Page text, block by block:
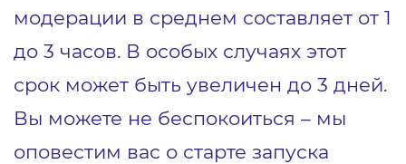
модерации в среднем составляет от 1
до 3 часов. В особых случаях этот
срок может быть увеличен до 3 дней.
Вы можете не беспокоиться – мы
оповестим вас о старте запуска